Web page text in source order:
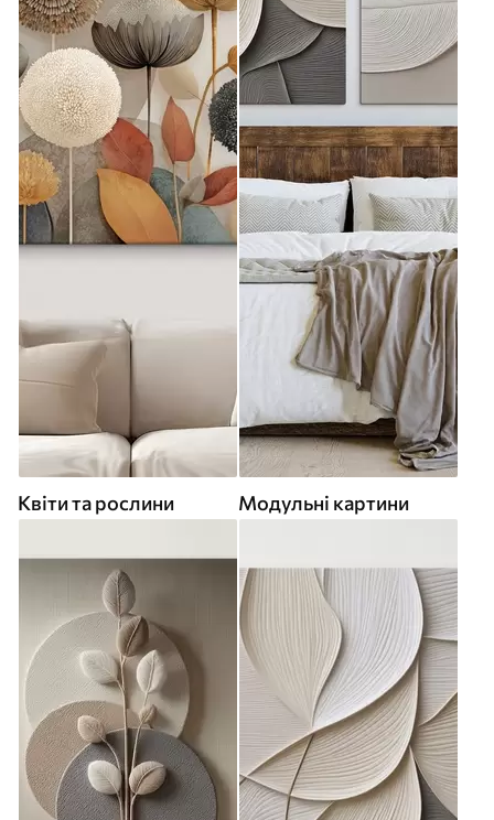
Квіти та рослини Модульні картини